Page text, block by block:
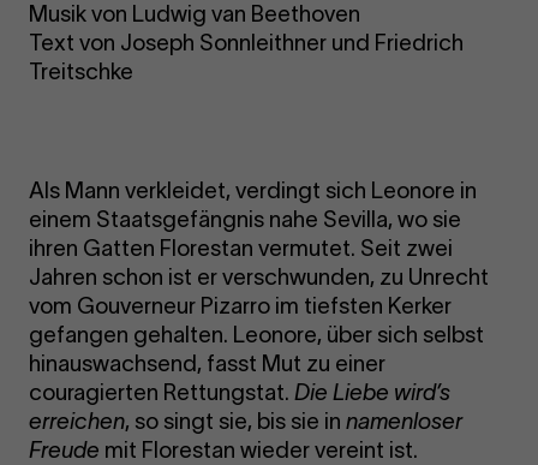
Musik von Ludwig van Beethoven
Text von Joseph Sonnleithner und Friedrich
Treitschke
Als Mann verkleidet, verdingt sich Leonore in
einem Staatsgefängnis nahe Sevilla, wo sie
ihren Gatten Florestan vermutet. Seit zwei
Jahren schon ist er verschwunden, zu Unrecht
vom Gouverneur Pizarro im tiefsten Kerker
gefangen gehalten. Leonore, über sich selbst
hinauswachsend, fasst Mut zu einer
couragierten Rettungstat. Die Liebe wird’s
erreichen, so singt sie, bis sie innamenloser
Freude mit Florestan wieder vereint ist.